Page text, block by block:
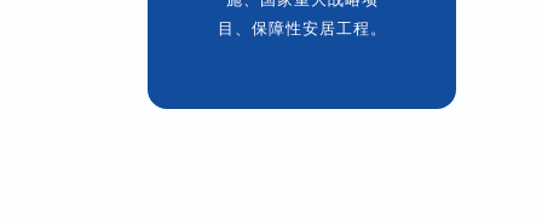
目、保障性安居工程。